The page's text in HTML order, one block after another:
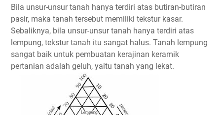
Bila unsur-unsur tanah hanya terdiri atas butiran-butiran
pasir, maka tanah tersebut memiliki tekstur kasar.
Sebaliknya, bila unsur-unsur tanah hanya terdiri atas
lempung, tekstur tanah itu sangat halus. Tanah lempung
sangat baik untuk pembuatan kerajinan keramik
pertanian adalah geluh, yaitu tanah yang lekat.